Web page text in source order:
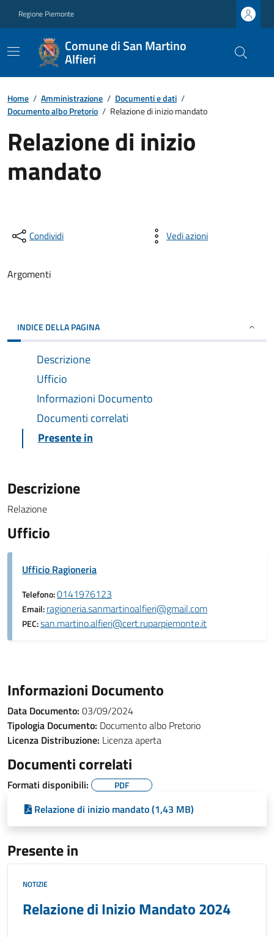
Regione Piemonte
Comune di San Martino
Alfieri
Home / Amministrazione / Documenti e dati /
Documento albo Pretorio / Relazione di inizio mandato
Relazione di inizio
mandato
Condividi Vedi azioni
Argomenti
INDICE DELLA PAGINA
Descrizione
Ufficio
Informazioni Documento
Documenti correlati
Presente in
Descrizione
Relazione
Ufficio
Ufficio Ragioneria
Telefono:0141976123
Email:ragioneria.sanmartinoalfieri@gmail.com
PEC:san.martino.alfieri@cert.ruparpiemonte.it
Informazioni Documento
Data Documento: 03/09/2024
Tipologia Documento: Documento albo Pretorio
Licenza Distribuzione: Licenza aperta
Documenti correlati
Formati disponibili: PDF
Relazione di inizio mandato (1,43 MB)
Presente in
NOTIZIE
Relazione di Inizio Mandato 2024